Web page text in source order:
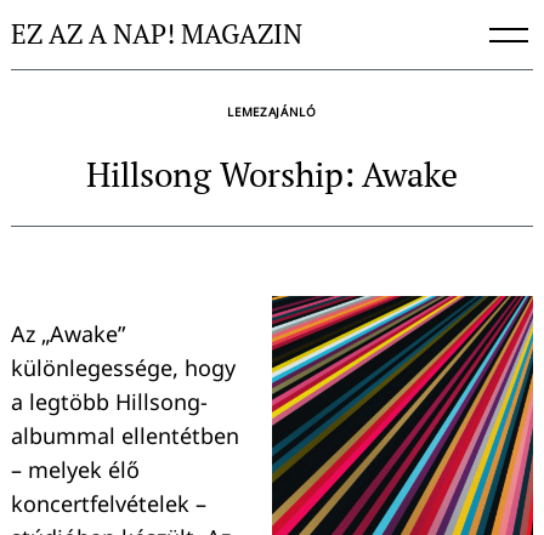
toEZ AZ A NAP! MAGAZIN
LEMEZAJÁNLÓ
Hillsong Worship: Awake
Az „Awake”
különlegessége, hogy
a legtöbb Hillsong-
albummal ellentétben
– melyek élő
koncertfelvételek –